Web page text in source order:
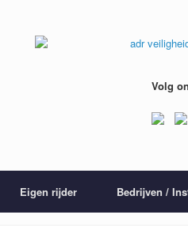
Volg
Eigen rijder Bedrijven /